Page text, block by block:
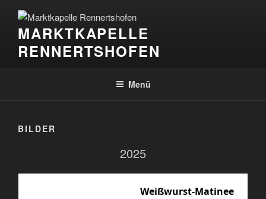
Inhalt
springenMARKTKAPELLE
RENNERTSHOFEN
Menü
BILDER
2025
Weißwurst-Matinee